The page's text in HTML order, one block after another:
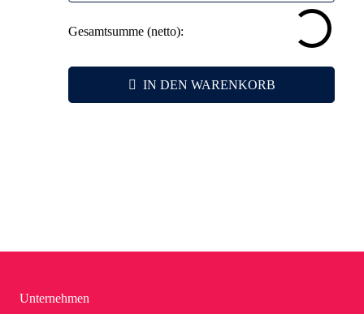
Gesamtsumme (netto):
IN DEN WARENKORB
Unternehmen